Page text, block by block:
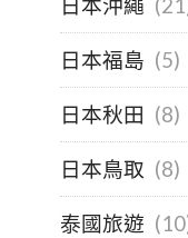
日本沖繩
日本福島 (5)
日本秋田 (8)
日本鳥取 (8)
泰國旅遊